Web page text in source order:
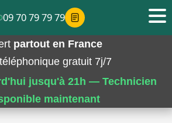
partout en France
gratuit 7j/7
jusqu'à 21h — Technicien
maintenant
09 70 79 79 79